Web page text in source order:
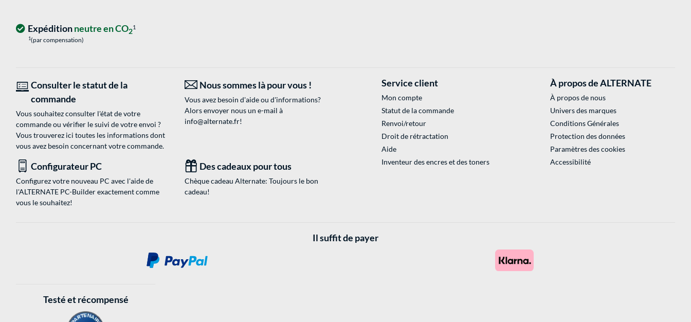
Expéditionneutre en CO21
1(par compensation)
Consulter le statut de la
commande
Vous souhaitez consulter l'état de votre
commande ou vérifier le suivi de votre envoi ?
Vous trouverez ici toutes les informations dont
vous avez besoin concernant votre commande.
Nous sommes là pour vous !
Vous avez besoin d'aide ou d'informations?
Alors envoyer nous un e-mail à
info@alternate.fr!
Configurateur PC
Configurez votre nouveau PC avec l'aide de
l'ALTERNATE PC-Builder exactement comme
vous le souhaitez!
Des cadeaux pour tous
Chèque cadeau Alternate: Toujours le bon
cadeau!
Service client
Mon compte
Statut de la commande
Renvoi/retour
Droit de rétractation
Aide
Inventeur des encres et des toners
À propos de ALTERNATE
À propos de nous
Univers des marques
Conditions Générales
Protection des données
Paramètres des cookies
Accessibilité
Il suffit de payer
Testé et récompensé